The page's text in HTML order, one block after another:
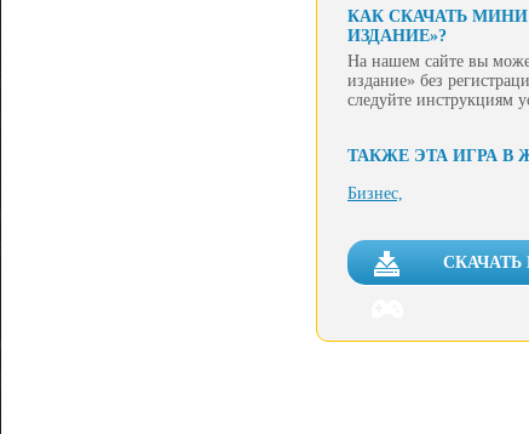
КАК СКАЧАТЬ
ИЗДАНИЕ»?
На нашем сайте вы
издание» без
следуйте инструкциям
ТАКЖЕ ЭТА ИГРА В
Бизнес,